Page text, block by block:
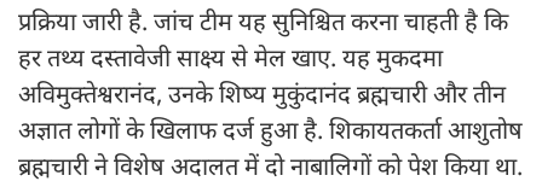
प्रक्रिया जारी है. जांच टीम यह सुनिश्चित करना चाहती है कि
हर तथ्य दस्तावेजी साक्ष्य से मेल खाए. यह मुकदमा
अविमुक्तेश्वरानंद, उनके शिष्य मुकुंदानंद ब्रह्मचारी और तीन
अज्ञात लोगों के खिलाफ दर्ज हुआ है. शिकायतकर्ता आशुतोष
ब्रह्मचारी ने विशेष अदालत में दो नाबालिगों को पेश किया था.